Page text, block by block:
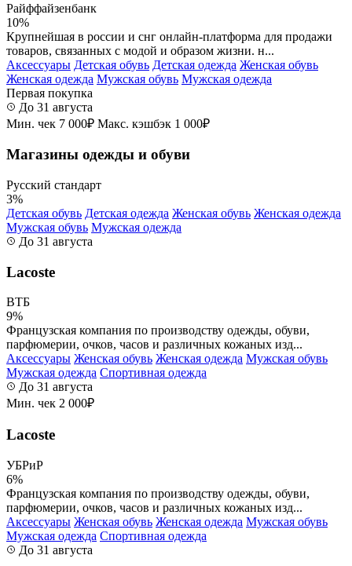
Райффайзенбанк
10%
Крупнейшая в россии и снг онлайн-платформа для продажи
товаров, связанных с модой и образом жизни. н...
Аксессуары Детская обувь Детская одежда Женская обувь
Женская одежда Мужская обувь Мужская одежда
Первая покупка
До 31 августа
Мин. чек 7 000₽ Макс. кэшбэк 1 000₽
Магазины одежды и обуви
Русский стандарт
3%
Детская обувь Детская одежда Женская обувь Женская одежда
Мужская обувь Мужская одежда
До 31 августа
Lacoste
ВТБ
9%
Французская компания по производству одежды, обуви,
парфюмерии, очков, часов и различных кожаных изд...
Аксессуары Женская обувь Женская одежда Мужская обувь
Мужская одежда Спортивная одежда
До 31 августа
Мин. чек 2 000₽
Lacoste
УБРиР
6%
Французская компания по производству одежды, обуви,
парфюмерии, очков, часов и различных кожаных изд...
Аксессуары Женская обувь Женская одежда Мужская обувь
Мужская одежда Спортивная одежда
До 31 августа